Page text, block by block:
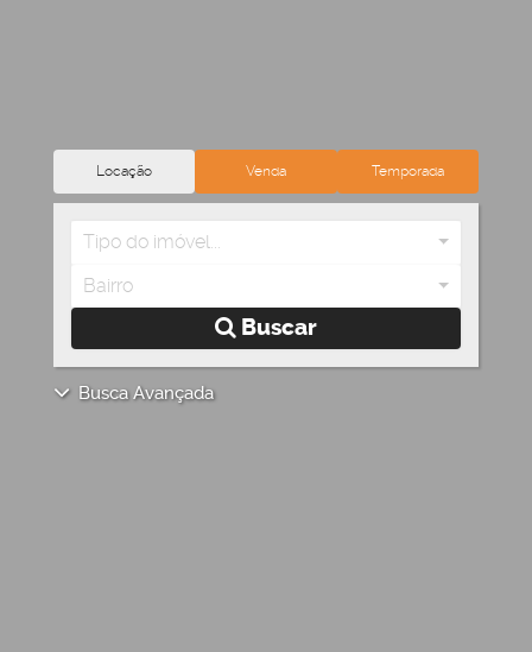
Locação Venda Temporada
Tipo do imóvel...
Bairro
Buscar
Busca Avançada